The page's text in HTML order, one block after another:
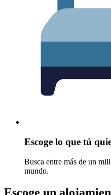
Escoge lo que tú
Busca entre más de un
mundo.